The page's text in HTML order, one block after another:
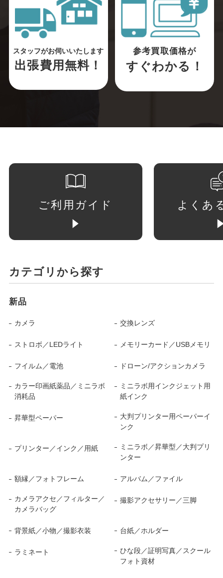
スタッフがお伺いいたします
出張費用無料！
参考買取価格が
すぐわかる！
ご利用ガイド よくあ
カテゴリから探す
新品
カメラ 交換レンズ
ストロボ／LEDライト メモリーカード／USBメモリ
フイルム／電池 ドローン/アクションカメラ
カラー印画紙薬品／ミニラボ
消耗品
ミニラボ用インクジェット用
紙インク
昇華型ペーパー
大判プリンター用ペーパーイ
ンク
プリンター／インク／用紙
ミニラボ／昇華型／大判プリ
ンター
額縁／フォトフレーム アルバム／ファイル
カメラアクセ／フィルター／
カメラバッグ
撮影アクセサリー／三脚
背景紙／小物／撮影衣装 台紙／ホルダー
ラミネート
ひな段／証明写真／スクール
フォト資材